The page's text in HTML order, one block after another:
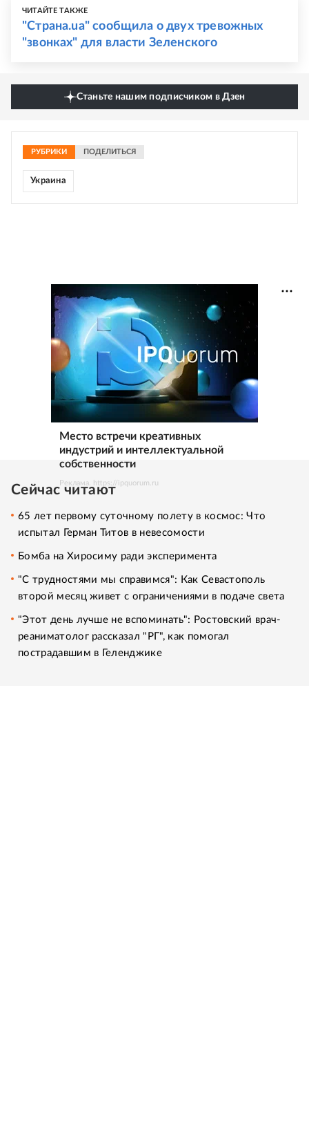
ЧИТАЙТЕ ТАКЖЕ
"Страна.ua" сообщила о двух тревожных
"звонках" для власти Зеленского
Станьте нашим подписчиком в Дзен
РУБРИКИ ПОДЕЛИТЬСЯ
Украина
Место встречи креативных
индустрий и интеллектуальной
собственности
Реклама. https://ipquorum.ru
Сейчас читают
65 лет первому суточному полету в космос: Что
испытал Герман Титов в невесомости
Бомба на Хиросиму ради эксперимента
"С трудностями мы справимся": Как Севастополь
второй месяц живет с ограничениями в подаче света
"Этот день лучше не вспоминать": Ростовский врач-
реаниматолог рассказал "РГ", как помогал
пострадавшим в Геленджике